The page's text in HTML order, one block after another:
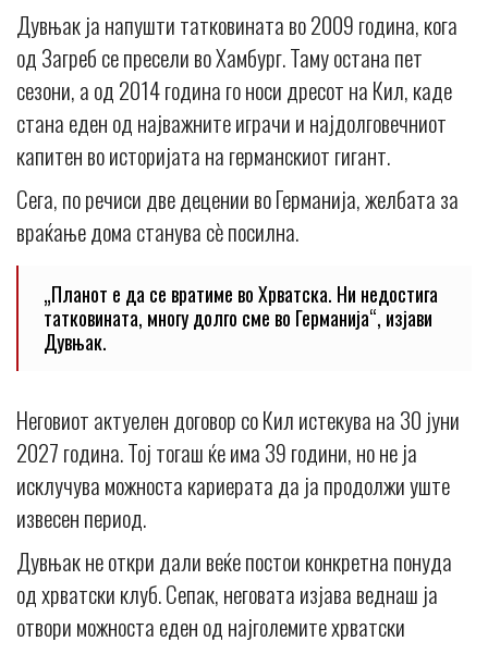
Дувњак ја напушти татковината во 2009 година, кога
од Загреб се пресели во Хамбург. Таму остана пет
сезони, а од 2014 година го носи дресот на Кил, каде
стана еден од најважните играчи и најдолговечниот
капитен во историјата на германскиот гигант.
Сега, по речиси две децении во Германија, желбата за
враќање дома станува сè посилна.
„Планот е да се вратиме во Хрватска. Ни недостига
татковината, многу долго сме во Германија“, изјави
Дувњак.
Неговиот актуелен договор со Кил истекува на 30 јуни
2027 година. Тој тогаш ќе има 39 години, но не ја
исклучува можноста кариерата да ја продолжи уште
извесен период.
Дувњак не откри дали веќе постои конкретна понуда
од хрватски клуб. Сепак, неговата изјава веднаш ја
отвори можноста еден од најголемите хрватски